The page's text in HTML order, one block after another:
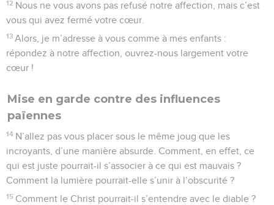
12 Nous ne vous avons pas refusé notre affection, mais c’est
vous qui avez fermé votre cœur.
13 Alors, je m’adresse à vous comme à mes enfants :
répondez à notre affection, ouvrez-nous largement votre
cœur !
Mise en garde contre des influences
païennes
14 N’allez pas vous placer sous le même joug que les
incroyants, d’une manière absurde. Comment, en effet, ce
qui est juste pourrait-il s’associer à ce qui est mauvais ?
Comment la lumière pourrait-elle s’unir à l’obscurité ?
15 Comment le Christ pourrait-il s’entendre avec le diable ?